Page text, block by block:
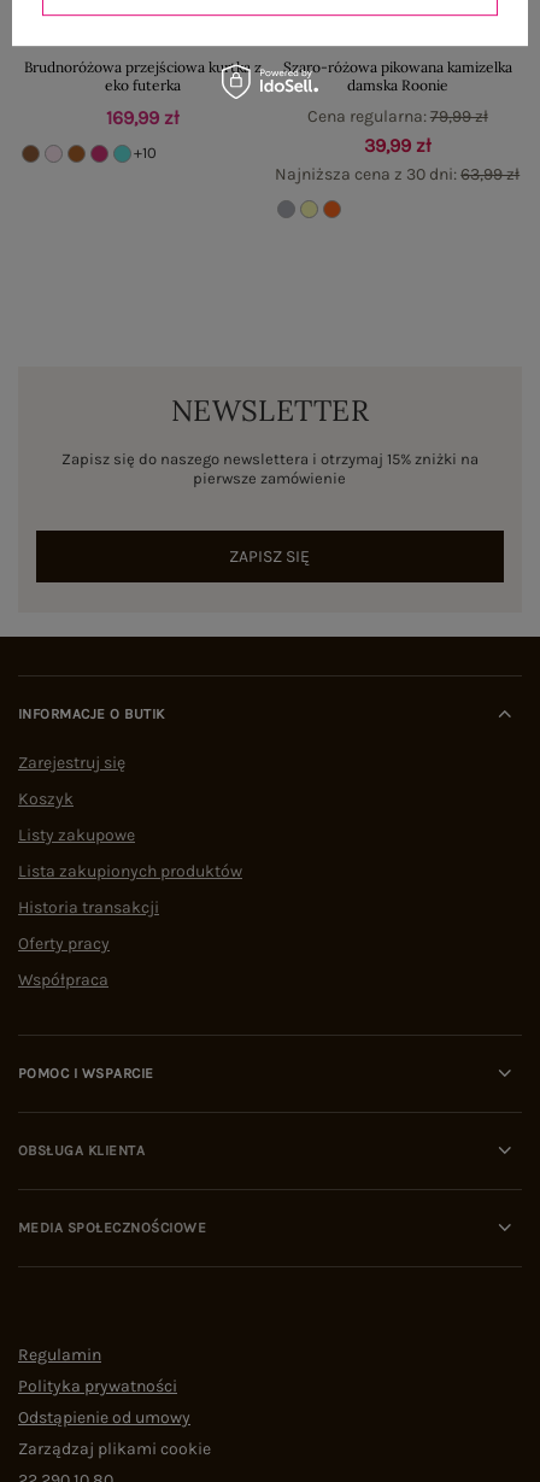
Brudnoróżowa przejściowa kurtka z
eko futerka
169,99 zł
+10
Szaro-różowa pikowana kamizelka
damska Roonie
39,99 zł
Najniższa cena z 30 dni:63,99 zł
Cena regularna:79,99 zł
NEWSLETTER
Zapisz się do naszego newslettera i otrzymaj 15% zniżki na
pierwsze zamówienie
ZAPISZ SIĘ
INFORMACJE O BUTIK
Zarejestruj się
Koszyk
Listy zakupowe
Lista zakupionych produktów
Historia transakcji
Oferty pracy
Współpraca
POMOC I WSPARCIE
OBSŁUGA KLIENTA
MEDIA SPOŁECZNOŚCIOWE
Regulamin
Polityka prywatności
Odstąpienie od umowy
Zarządzaj plikami cookie